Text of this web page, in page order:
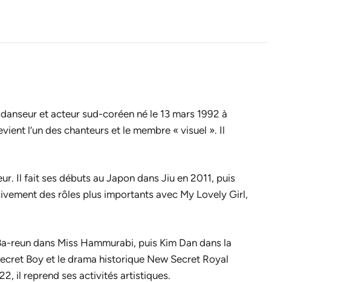
et acteur sud-coréen né le 13 mars 1992 à
l’un des chanteurs et le membre « visuel ». Il
Il fait ses débuts au Japon dans Jiu en 2011, puis
des rôles plus importants avec My Lovely Girl,
reun dans Miss Hammurabi, puis Kim Dan dans la
Boyet le drama historique New Secret Royal
il reprend ses activités artistiques.